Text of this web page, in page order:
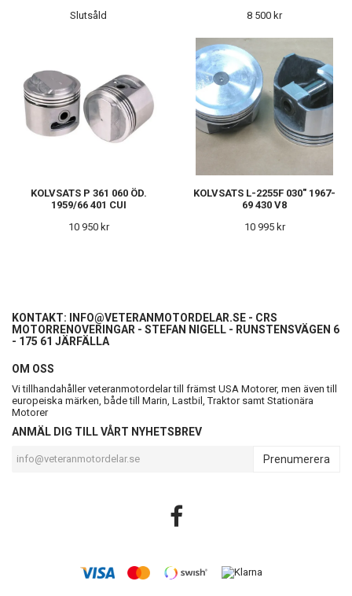
Slutsåld
8 500 kr
KOLVSATS P 361 060 ÖD.
1959/66 401 CUI
10 950 kr
KOLVSATS L-2255F 030" 1967-
69 430 V8
10 995 kr
KONTAKT: INFO@VETERANMOTORDELAR.SE - CRS
MOTORRENOVERINGAR - STEFAN NIGELL - RUNSTENSVÄGEN 6
- 175 61 JÄRFÄLLA
OM OSS
Vi tillhandahåller veteranmotordelar till främst USA Motorer, men även till
europeiska märken, både till Marin, Lastbil, Traktor samt Stationära
Motorer
ANMÄL DIG TILL VÅRT NYHETSBREV
Prenumerera